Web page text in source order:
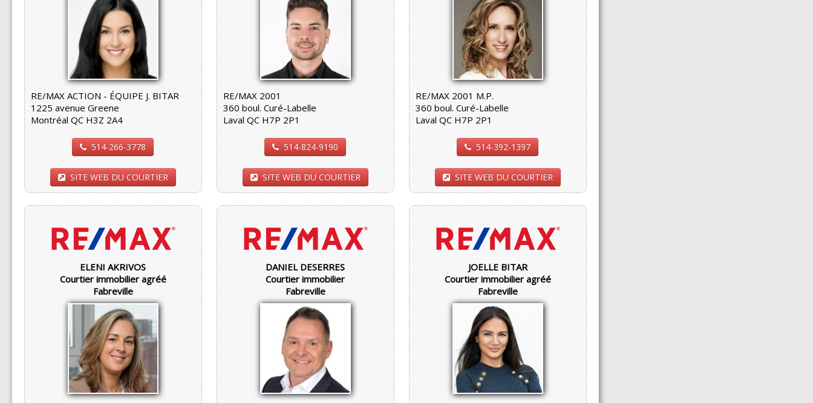
RE/MAX ACTION - ÉQUIPE J. BITAR
1225 avenue Greene
Montréal QC H3Z 2A4
514-266-3778
SITE WEB DU COURTIER
RE/MAX 2001
360 boul. Curé-Labelle
Laval QC H7P 2P1
514-824-9190
SITE WEB DU COURTIER
RE/MAX 2001 M.P.
360 boul. Curé-Labelle
Laval QC H7P 2P1
514-392-1397
SITE WEB DU COURTIER
ELENI AKRIVOS
Courtier immobilier agréé
Fabreville
DANIEL DESERRES
Courtier immobilier
Fabreville
JOELLE BITAR
Courtier immobilier agréé
Fabreville